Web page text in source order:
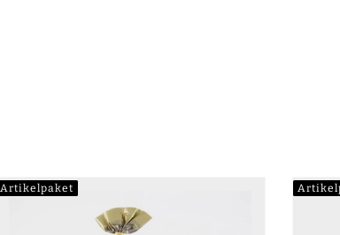
Artikelpaket